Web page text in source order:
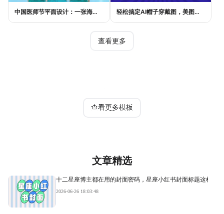
中国医师节平面设计：一张海报如何讲好白衣故事 轻松搞定AI帽子穿戴图，美图设计室电商主图教程
查看更多
查看更多模板
文章精选
十二星座博主都在用的封面密码，星座小红书封面标题这样写
2026-06-26 18:03:48